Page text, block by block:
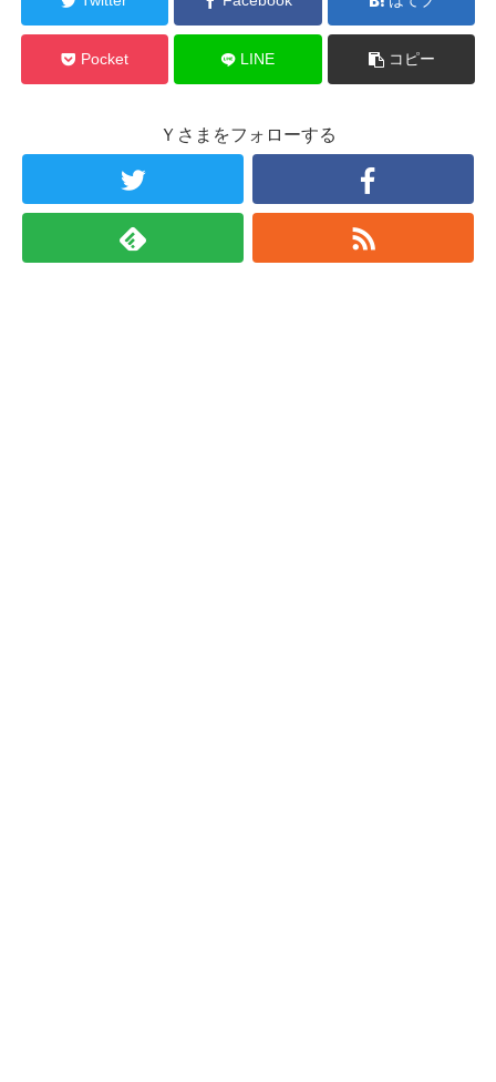
Pocket LINE コピー
Ｙさまをフォローする